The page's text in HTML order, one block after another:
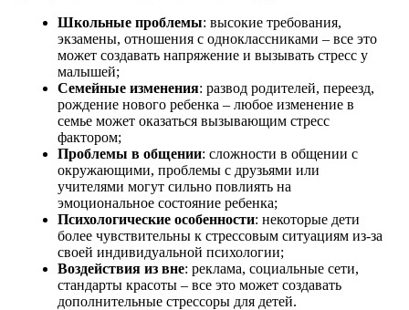
Школьные проблемы: высокие требования,
экзамены, отношения с одноклассниками – все это
может создавать напряжение и вызывать стресс у
малышей;
Семейные изменения: развод родителей, переезд,
рождение нового ребенка – любое изменение в
семье может оказаться вызывающим стресс
фактором;
Проблемы в общении: сложности в общении с
окружающими, проблемы с друзьями или
учителями могут сильно повлиять на
эмоциональное состояние ребенка;
Психологические особенности: некоторые дети
более чувствительны к стрессовым ситуациям из-за
своей индивидуальной психологии;
Воздействия из вне: реклама, социальные сети,
стандарты красоты – все это может создавать
дополнительные стрессоры для детей.